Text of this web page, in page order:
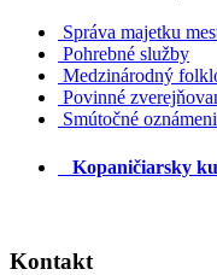
Správa majetku
Pohrebné služby
Medzinárodný
Povinné
Smútočné
Kopaničiarsky
Kontakt